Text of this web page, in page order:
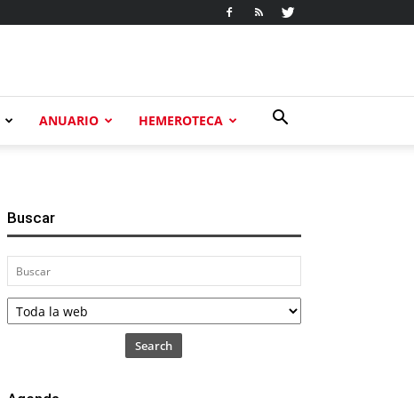
ANUARIO HEMEROTECA
Buscar
Search